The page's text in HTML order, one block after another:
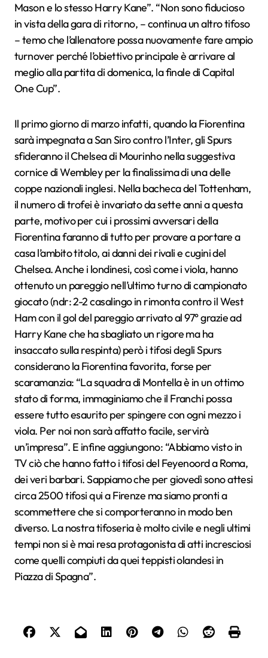
Mason e lo stesso Harry Kane”. “Non sono fiducioso
in vista della gara di ritorno, – continua un altro tifoso
– temo che l’allenatore possa nuovamente fare ampio
turnover perché l’obiettivo principale è arrivare al
meglio alla partita di domenica, la finale di Capital
One Cup”.
Il primo giorno di marzo infatti, quando la Fiorentina
sarà impegnata a San Siro contro l’Inter, gli Spurs
sfideranno il Chelsea di Mourinho nella suggestiva
cornice di Wembley per la finalissima di una delle
coppe nazionali inglesi. Nella bacheca del Tottenham,
il numero di trofei è invariato da sette anni a questa
parte, motivo per cui i prossimi avversari della
Fiorentina faranno di tutto per provare a portare a
casa l’ambito titolo, ai danni dei rivali e cugini del
Chelsea. Anche i londinesi, così come i viola, hanno
ottenuto un pareggio nell’ultimo turno di campionato
giocato (ndr: 2-2 casalingo in rimonta contro il West
Ham con il gol del pareggio arrivato al 97° grazie ad
Harry Kane che ha sbagliato un rigore ma ha
insaccato sulla respinta) però i tifosi degli Spurs
considerano la Fiorentina favorita, forse per
scaramanzia: “La squadra di Montella è in un ottimo
stato di forma, immaginiamo che il Franchi possa
essere tutto esaurito per spingere con ogni mezzo i
viola. Per noi non sarà affatto facile, servirà
un’impresa”. E infine aggiungono: “Abbiamo visto in
TV ciò che hanno fatto i tifosi del Feyenoord a Roma,
dei veri barbari. Sappiamo che per giovedì sono attesi
circa 2500 tifosi qui a Firenze ma siamo pronti a
scommettere che si comporteranno in modo ben
diverso. La nostra tifoseria è molto civile e negli ultimi
tempi non si è mai resa protagonista di atti incresciosi
come quelli compiuti da quei teppisti olandesi in
Piazza di Spagna”.